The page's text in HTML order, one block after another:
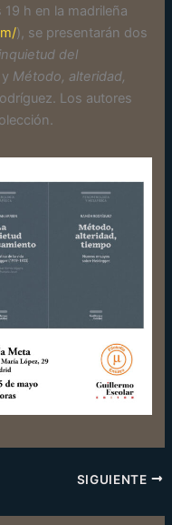
19 h en la madrileña
), se presentarán dos
del
Método, alteridad,
Los autores
SIGUIENTE